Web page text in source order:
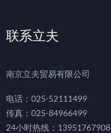
联系立夫
南京立夫贸易有限公司
电话：025-52111499
传真：025-84966499
24小时热线：13951767908